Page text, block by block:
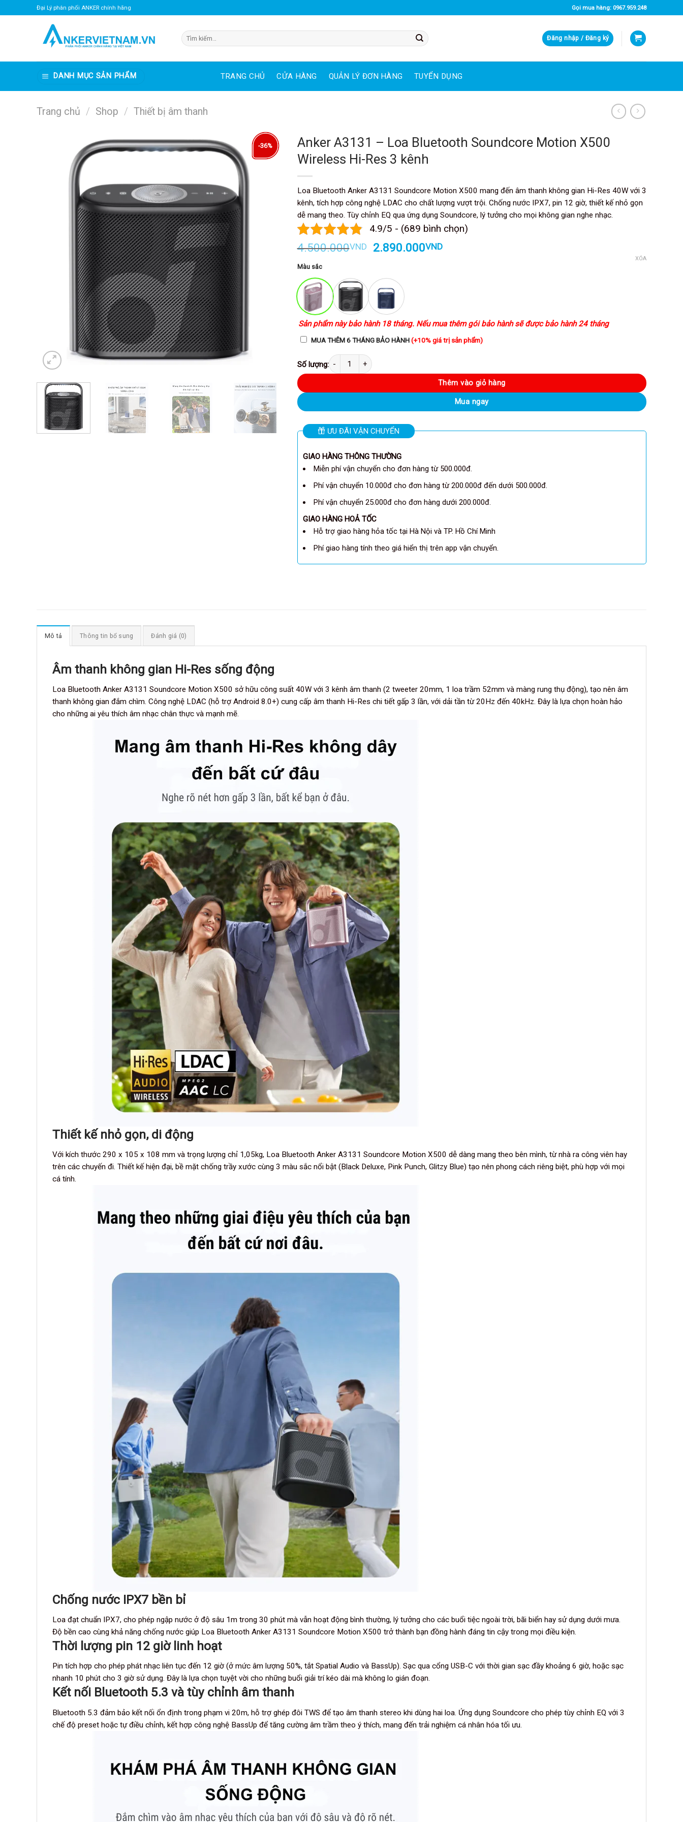
qua
Đại Lý phân phối ANKER chính hãng Gọi mua hàng: 0967.959.248
Tìm
kiếm:
Đăng nhập / Đăng ký
DANH MỤC SẢN PHẨM TRANG CHỦ CỬA HÀNG QUẢN LÝ ĐƠN HÀNG TUYỂN DỤNG
Trang chủ / Shop / Thiết bị âm thanh
-36%
Anker A3131 – Loa Bluetooth Soundcore Motion X500
Wireless Hi-Res 3 kênh
Loa Bluetooth Anker A3131 Soundcore Motion X500 mang đến âm thanh không gian Hi-Res 40W với 3
kênh, tích hợp công nghệ LDAC cho chất lượng vượt trội. Chống nước IPX7, pin 12 giờ, thiết kế nhỏ gọn
dễ mang theo. Tùy chỉnh EQ qua ứng dụng Soundcore, lý tưởng cho mọi không gian nghe nhạc.
4.9/5 - (689 bình chọn)
4.500.000VND
Giá
4.500.000VND.
2.890.000VNDGiá
Màu sắc
XÓA
Sản phẩm này bảo hành 18 tháng. Nếu mua thêm gói bảo hành sẽ được bảo hành 24 tháng
MUA THÊM 6 THÁNG BẢO HÀNH(+10% giá trị sản phẩm)
Anker A3131 - Loa Bluetooth Soundcore Motion X500 Wireless Hi-Res 3 kênh số lượng
Thêm vào giỏ hàng
Mua ngay
ƯU ĐÃI VẬN CHUYỂN
GIAO HÀNG THÔNG THƯỜNG
Miễn phí vận chuyển cho đơn hàng từ 500.000đ.
Phí vận chuyển 10.000đ cho đơn hàng từ 200.000đ đến dưới 500.000đ.
Phí vận chuyển 25.000đ cho đơn hàng dưới 200.000đ.
GIAO HÀNG HOẢ TỐC
Hỗ trợ giao hàng hỏa tốc tại Hà Nội và TP. Hồ Chí Minh
Phí giao hàng tính theo giá hiển thị trên app vận chuyển.
Mô tả Thông tin bổ sung Đánh giá (0)
Âm thanh không gian Hi-Res sống động
Loa Bluetooth Anker A3131 Soundcore Motion X500 sở hữu công suất 40W với 3 kênh âm thanh (2 tweeter 20mm, 1 loa trầm 52mm và màng rung thụ động), tạo nên âm
thanh không gian đắm chìm. Công nghệ LDAC (hỗ trợ Android 8.0+) cung cấp âm thanh Hi-Res chi tiết gấp 3 lần, với dải tần từ 20Hz đến 40kHz. Đây là lựa chọn hoàn hảo
cho những ai yêu thích âm nhạc chân thực và mạnh mẽ.
Thiết kế nhỏ gọn, di động
Với kích thước 290 x 105 x 108 mm và trọng lượng chỉ 1,05kg, Loa Bluetooth Anker A3131 Soundcore Motion X500 dễ dàng mang theo bên mình, từ nhà ra công viên hay
trên các chuyến đi. Thiết kế hiện đại, bề mặt chống trầy xước cùng 3 màu sắc nổi bật (Black Deluxe, Pink Punch, Glitzy Blue) tạo nên phong cách riêng biệt, phù hợp với mọi
cá tính.
Chống nước IPX7 bền bỉ
Loa đạt chuẩn IPX7, cho phép ngập nước ở độ sâu 1m trong 30 phút mà vẫn hoạt động bình thường, lý tưởng cho các buổi tiệc ngoài trời, bãi biển hay sử dụng dưới mưa.
Độ bền cao cùng khả năng chống nước giúp Loa Bluetooth Anker A3131 Soundcore Motion X500 trở thành bạn đồng hành đáng tin cậy trong mọi điều kiện.
Thời lượng pin 12 giờ linh hoạt
Pin tích hợp cho phép phát nhạc liên tục đến 12 giờ (ở mức âm lượng 50%, tắt Spatial Audio và BassUp). Sạc qua cổng USB-C với thời gian sạc đầy khoảng 6 giờ, hoặc sạc
nhanh 10 phút cho 3 giờ sử dụng. Đây là lựa chọn tuyệt vời cho những buổi giải trí kéo dài mà không lo gián đoạn.
Kết nối Bluetooth 5.3 và tùy chỉnh âm thanh
Bluetooth 5.3 đảm bảo kết nối ổn định trong phạm vi 20m, hỗ trợ ghép đôi TWS để tạo âm thanh stereo khi dùng hai loa. Ứng dụng Soundcore cho phép tùy chỉnh EQ với 3
chế độ preset hoặc tự điều chỉnh, kết hợp công nghệ BassUp để tăng cường âm trầm theo ý thích, mang đến trải nghiệm cá nhân hóa tối ưu.